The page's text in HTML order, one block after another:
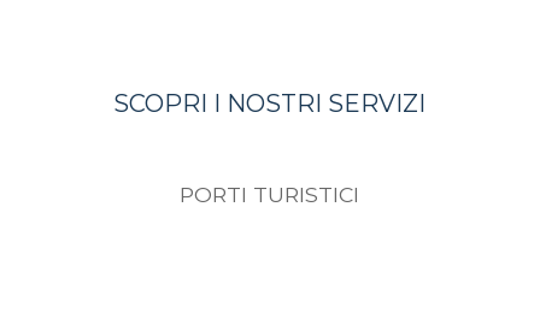
SCOPRI I NOSTRI SERVIZI
PORTI TURISTICI